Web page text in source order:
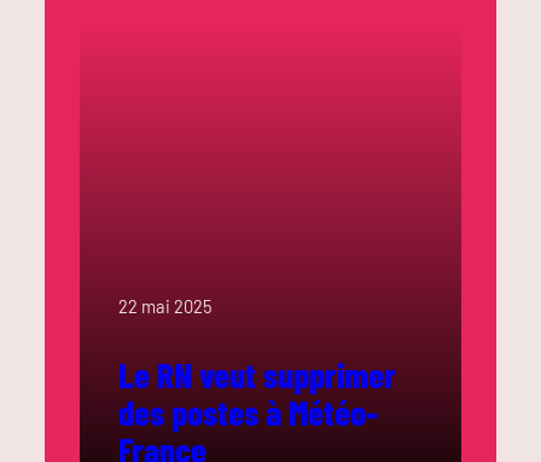
22 mai 2025
Le RN veut supprimer
des postes à Météo-
France